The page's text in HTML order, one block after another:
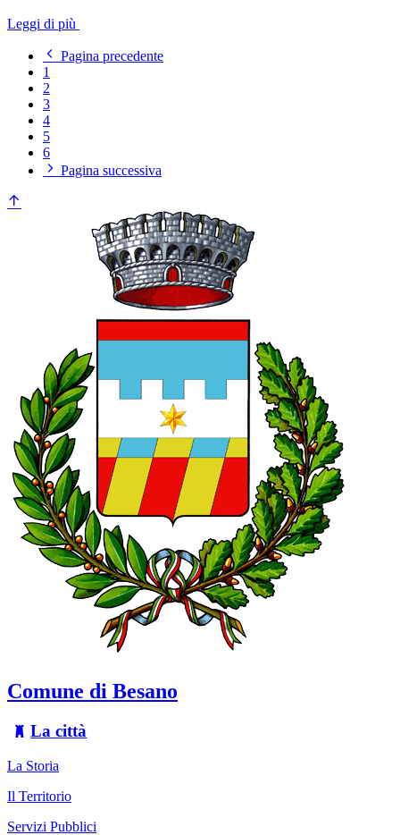
Leggi di più
Pagina precedente
1
2
3
4
5
6
Pagina successiva
Comune di Besano
La città
La Storia
Il Territorio
Servizi Pubblici